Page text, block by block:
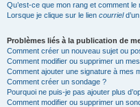
Qu’est-ce que mon rang et comment le
Lorsque je clique sur le lien courriel
Problèmes liés à la publication de
Comment créer un nouveau sujet ou
Comment modifier ou supprimer un
Comment ajouter une signature à mes
Comment créer un sondage ?
Pourquoi ne puis-je pas ajouter plus
Comment modifier ou supprimer un